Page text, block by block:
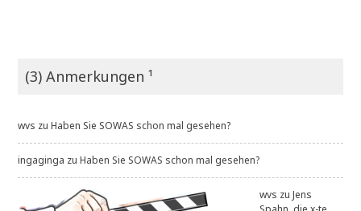
(3) Anmerkungen ¹
wvs zuHaben Sie SOWAS schon mal gesehen?
ingaginga zuHaben Sie SOWAS schon mal gesehen?
wvs zuJens